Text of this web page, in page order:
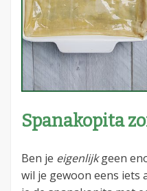
Spanakopita
Ben je eigenlijkgeen
wil je gewoon eens iets